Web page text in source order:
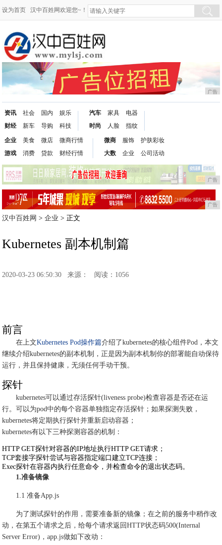
设为首页 汉中百姓网欢迎您~！
广告
资讯
财经
社会
新车
国内
导购
娱乐
科技
汽车
时尚
家具
人脸
电器
指纹
企业
游戏
美食
消费
微店
贷款
微商行情
财经行情
微商
大数
服饰
企业
护肤彩妆
公司活动
广告
广告
汉中百姓网 >企业 > 正文
Kubernetes 副本机制篇
2020-03-23 06:50:30 来源： 阅读：1056
前言
在上文Kubernetes Pod操作篇介绍了kubernetes的核心组件Pod，本文
继续介绍kubernetes的副本机制，正是因为副本机制你的部署能自动保待
运行，并且保持健康，无须任何手动干预。
探针
kubernetes可以通过存活探针(liveness probe)检查容器是否还在运
行。可以为pod中的每个容器单独指定存活探针；如果探测失败，
kubernetes将定期执行探针并重新启动容器；
kubernetes有以下三种探测容器的机制：
HTTP GET探针对容器的IP地址执行HTTP GET请求；
TCP套接字探针尝试与容器指定端口建立TCP连接；
Exec探针在容器内执行任意命令，并检查命令的退出状态码。
1.准备镜像
1.1 准备App.js
为了测试探针的作用，需要准备新的镜像；在之前的服务中稍作改
动，在第五个请求之后，给每个请求返回HTTP状态码500(Internal
Server Error)，app.js做如下改动：